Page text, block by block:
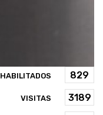
HABILITADOS
VISITAS